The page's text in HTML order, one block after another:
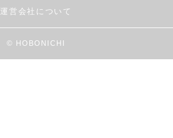
運営会社について
© HOBONICHI